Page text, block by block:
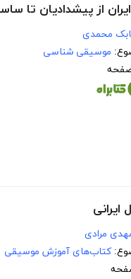
از پیشدادیان تا
محمدی
موسیقی شناسی
مرادی
کتاب‌های آموزش موسیقی